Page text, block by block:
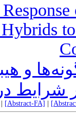
و
شرایط
[Abstract-FA]